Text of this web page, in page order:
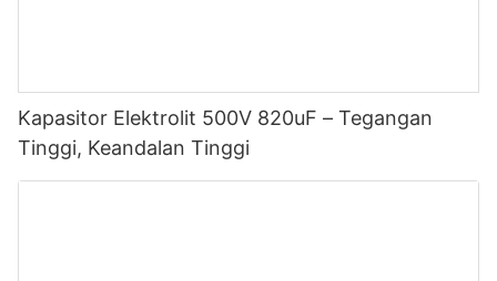
Kapasitor Elektrolit 500V 820uF – Tegangan
Tinggi, Keandalan Tinggi